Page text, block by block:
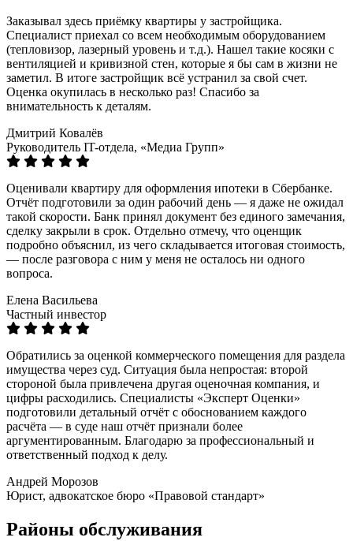
Заказывал здесь приёмку квартиры у застройщика.
Специалист приехал со всем необходимым оборудованием
(тепловизор, лазерный уровень и т.д.). Нашел такие косяки с
вентиляцией и кривизной стен, которые я бы сам в жизни не
заметил. В итоге застройщик всё устранил за свой счет.
Оценка окупилась в несколько раз! Спасибо за
внимательность к деталям.
Дмитрий Ковалёв
Руководитель IT-отдела, «Медиа Групп»
Оценивали квартиру для оформления ипотеки в Сбербанке.
Отчёт подготовили за один рабочий день — я даже не ожидал
такой скорости. Банк принял документ без единого замечания,
сделку закрыли в срок. Отдельно отмечу, что оценщик
подробно объяснил, из чего складывается итоговая стоимость,
— после разговора с ним у меня не осталось ни одного
вопроса.
Елена Васильева
Частный инвестор
Обратились за оценкой коммерческого помещения для раздела
имущества через суд. Ситуация была непростая: второй
стороной была привлечена другая оценочная компания, и
цифры расходились. Специалисты «Эксперт Оценки»
подготовили детальный отчёт с обоснованием каждого
расчёта — в суде наш отчёт признали более
аргументированным. Благодарю за профессиональный и
ответственный подход к делу.
Андрей Морозов
Юрист, адвокатское бюро «Правовой стандарт»
Районы обслуживания